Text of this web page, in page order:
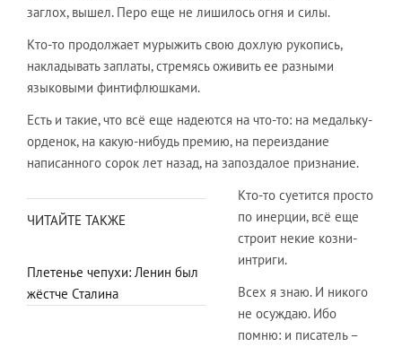
заглох, вышел. Перо еще не лишилось огня и силы.
Кто-то продолжает мурыжить свою дохлую рукопись,
накладывать заплаты, стремясь оживить ее разными
языковыми финтифлюшками.
Есть и такие, что всё еще надеются на что-то: на медальку-
орденок, на какую-нибудь премию, на переиздание
написанного сорок лет назад, на запоздалое признание.
ЧИТАЙТЕ ТАКЖЕ
Плетенье чепухи: Ленин был
жёстче Сталина
Кто-то суетится просто
по инерции, всё еще
строит некие козни-
интриги.
Всех я знаю. И никого
не осуждаю. Ибо
помню: и писатель –